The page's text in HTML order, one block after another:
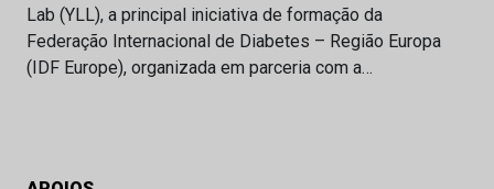
Lab (YLL), a principal iniciativa de formação da
Federação Internacional de Diabetes – Região Europa
(IDF Europe), organizada em parceria com a…